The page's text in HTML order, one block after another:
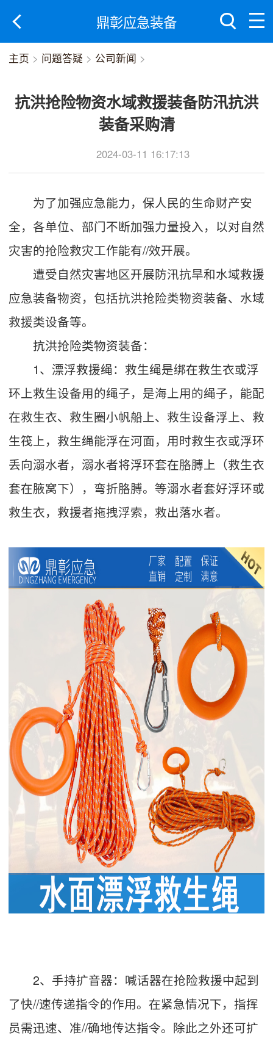
鼎彰应急装备
主页 > 问题答疑 > 公司新闻 >
抗洪抢险物资水域救援装备防汛抗洪
装备采购清
2024-03-11 16:17:13
为了加强应急能力，保人民的生命财产安
全，各单位、部门不断加强力量投入，以对自然
灾害的抢险救灾工作能有//效开展。
遭受自然灾害地区开展防汛抗旱和水域救援
应急装备物资，包括抗洪抢险类物资装备、水域
救援类设备等。
抗洪抢险类物资装备：
1、漂浮救援绳：救生绳是绑在救生衣或浮
环上救生设备用的绳子，是海上用的绳子，能配
在救生衣、救生圈小帆船上、救生设备浮上、救
生筏上，救生绳能浮在河面，用时救生衣或浮环
丢向溺水者，溺水者将浮环套在胳膊上（救生衣
套在腋窝下），弯折胳膊。等溺水者套好浮环或
救生衣，救援者拖拽浮索，救出落水者。
2、手持扩音器：喊话器在抢险救援中起到
了快//速传递指令的作用。在紧急情况下，指挥
员需迅速、准//确地传达指令。除此之外还可扩